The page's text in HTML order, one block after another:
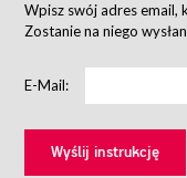
Wpisz swój adres email,
Zostanie na niego
E-Mail: